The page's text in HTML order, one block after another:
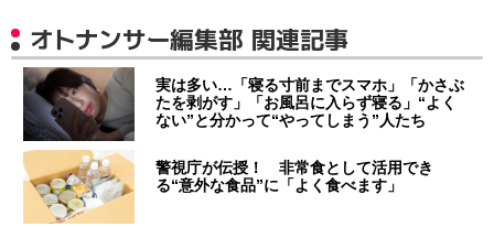
オトナンサー編集部 関連記事
実は多い…「寝る寸前までスマホ」「かさぶ
たを剥がす」「お風呂に入らず寝る」“よく
ない”と分かって“やってしまう”人たち
警視庁が伝授！ 非常食として活用でき
る“意外な食品”に「よく食べます」